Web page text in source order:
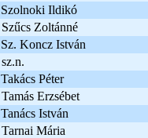
Szolnoki Ildikó
Szűcs Zoltánné
Sz. Koncz István
sz.n.
Takács Péter
Tamás Erzsébet
Tanács István
Tarnai Mária